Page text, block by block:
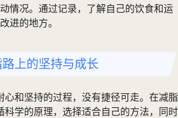
情况。通过记录，了解自己的饮食和运
进的地方。
上的坚持与成长
心和坚持的过程，没有捷径可走。在减脂
科学的原理，选择适合自己的方法，同时